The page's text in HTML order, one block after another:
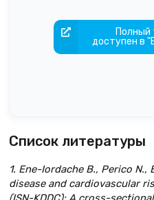
Полный
доступен в
Список литературы
1. Ene-Iordache B., Perico
disease and cardiovascular